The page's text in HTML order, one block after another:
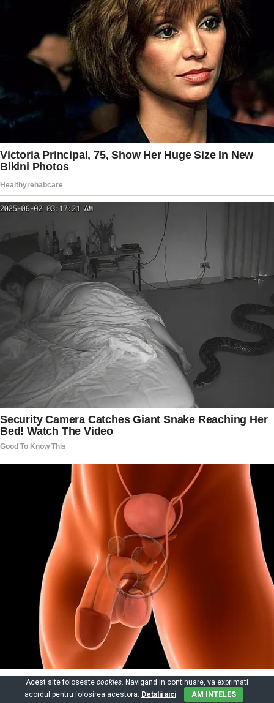
Acest site foloseste cookies. Navigand in continuare, va exprimati
acordul pentru folosirea acestora. Detalii aici AM INTELES